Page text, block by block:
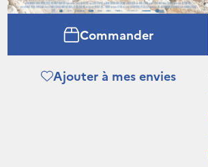
Commander
Ajouter à mes envies